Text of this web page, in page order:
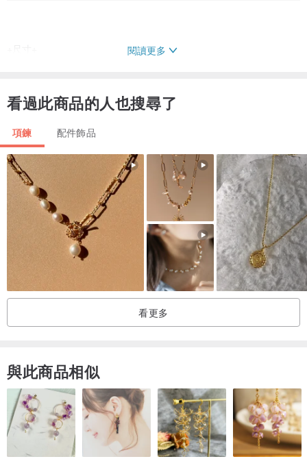
墜子: 合金、施華洛世奇水鑽
雙層精鍍18K金or純銀 (不含鎳金屬，為低敏產品)
+使用及保養方式+
洗澡時請記得將項鍊取下
閱讀更多
看過此商品的人也搜尋了
項鍊 配件飾品
看更多
與此商品相似